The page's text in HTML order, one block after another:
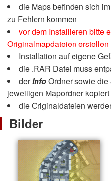
die Maps befinden sich
zu Fehlern kommen
vor dem Installieren bitte
Originalmapdateien erstellen
Installation auf eigene
die .RAR Datei muss
derInfoOrdner sowie die
jeweiligen Mapordner kopiert
die Originaldateien
Bilder